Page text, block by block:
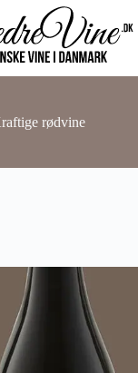
rødvine